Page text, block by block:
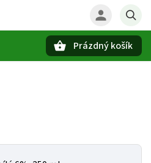
Prázdný košík